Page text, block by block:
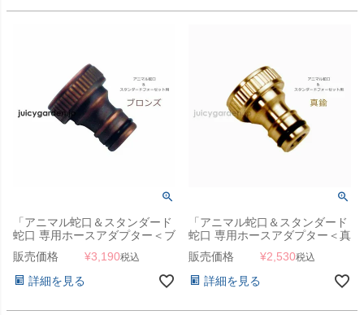
「アニマル蛇口＆スタンダード
蛇口 専用ホースアダプター＜ブ
ロンズ＞」
販売価格 ¥3,190税込
詳細を見る
「アニマル蛇口＆スタンダード
蛇口 専用ホースアダプター＜真
鍮＞」
販売価格 ¥2,530税込
詳細を見る